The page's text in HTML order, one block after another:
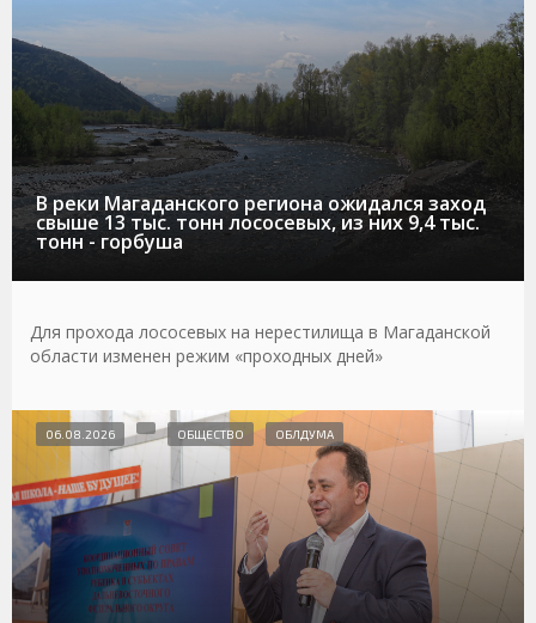
В реки Магаданского региона ожидался заход
свыше 13 тыс. тонн лососевых, из них 9,4 тыс.
тонн - горбуша
Для прохода лососевых на нерестилища в Магаданской
области изменен режим «проходных дней»
06.08.2026 ОБЩЕСТВО ОБЛДУМА